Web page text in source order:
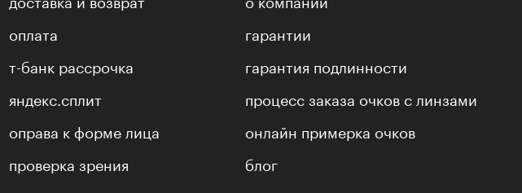
оплата
т-банк рассрочка
яндекс.сплит
оправа к форме лица
проверка зрения
гарантии
гарантия подлинности
процесс заказа очков с линзами
онлайн примерка очков
блог